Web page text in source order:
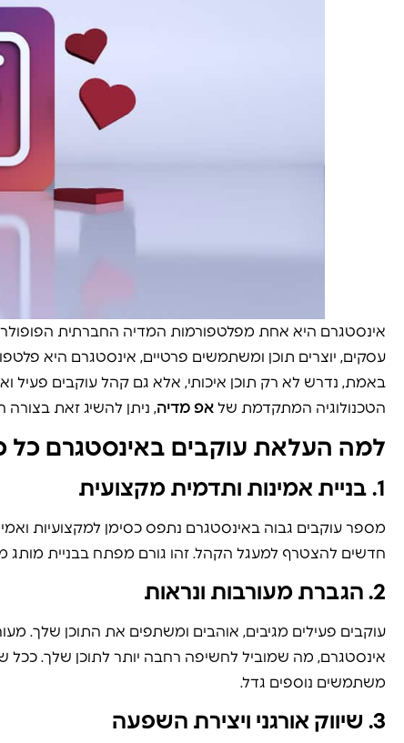
אינסטגרם היא אחת מפלטפורמות המדיה החברתית
עסקים, יוצרים תוכן ומשתמשים פרטיים, אינסטגרם היא
באמת, נדרש לא רק תוכן איכותי, אלא גם קהל עוקבים פעיל
הטכנולוגיה המתקדמת של אפ מדיה, ניתן להשיג זאת בצורה
למה העלאת עוקבים באינסטגרם כל
1. בניית אמינות ותדמית מקצועית
מספר עוקבים גבוה באינסטגרם נתפס כסימן למקצועיות
חדשים להצטרף למעגל הקהל. זהו גורם מפתח בבניית מותג
2. הגברת מעורבות ונראות
עוקבים פעילים מגיבים, אוהבים ומשתפים את התוכן שלך.
אינסטגרם, מה שמוביל לחשיפה רחבה יותר לתוכן שלך. ככל
משתמשים נוספים גדל.
3. שיווק אורגני ויצירת השפעה